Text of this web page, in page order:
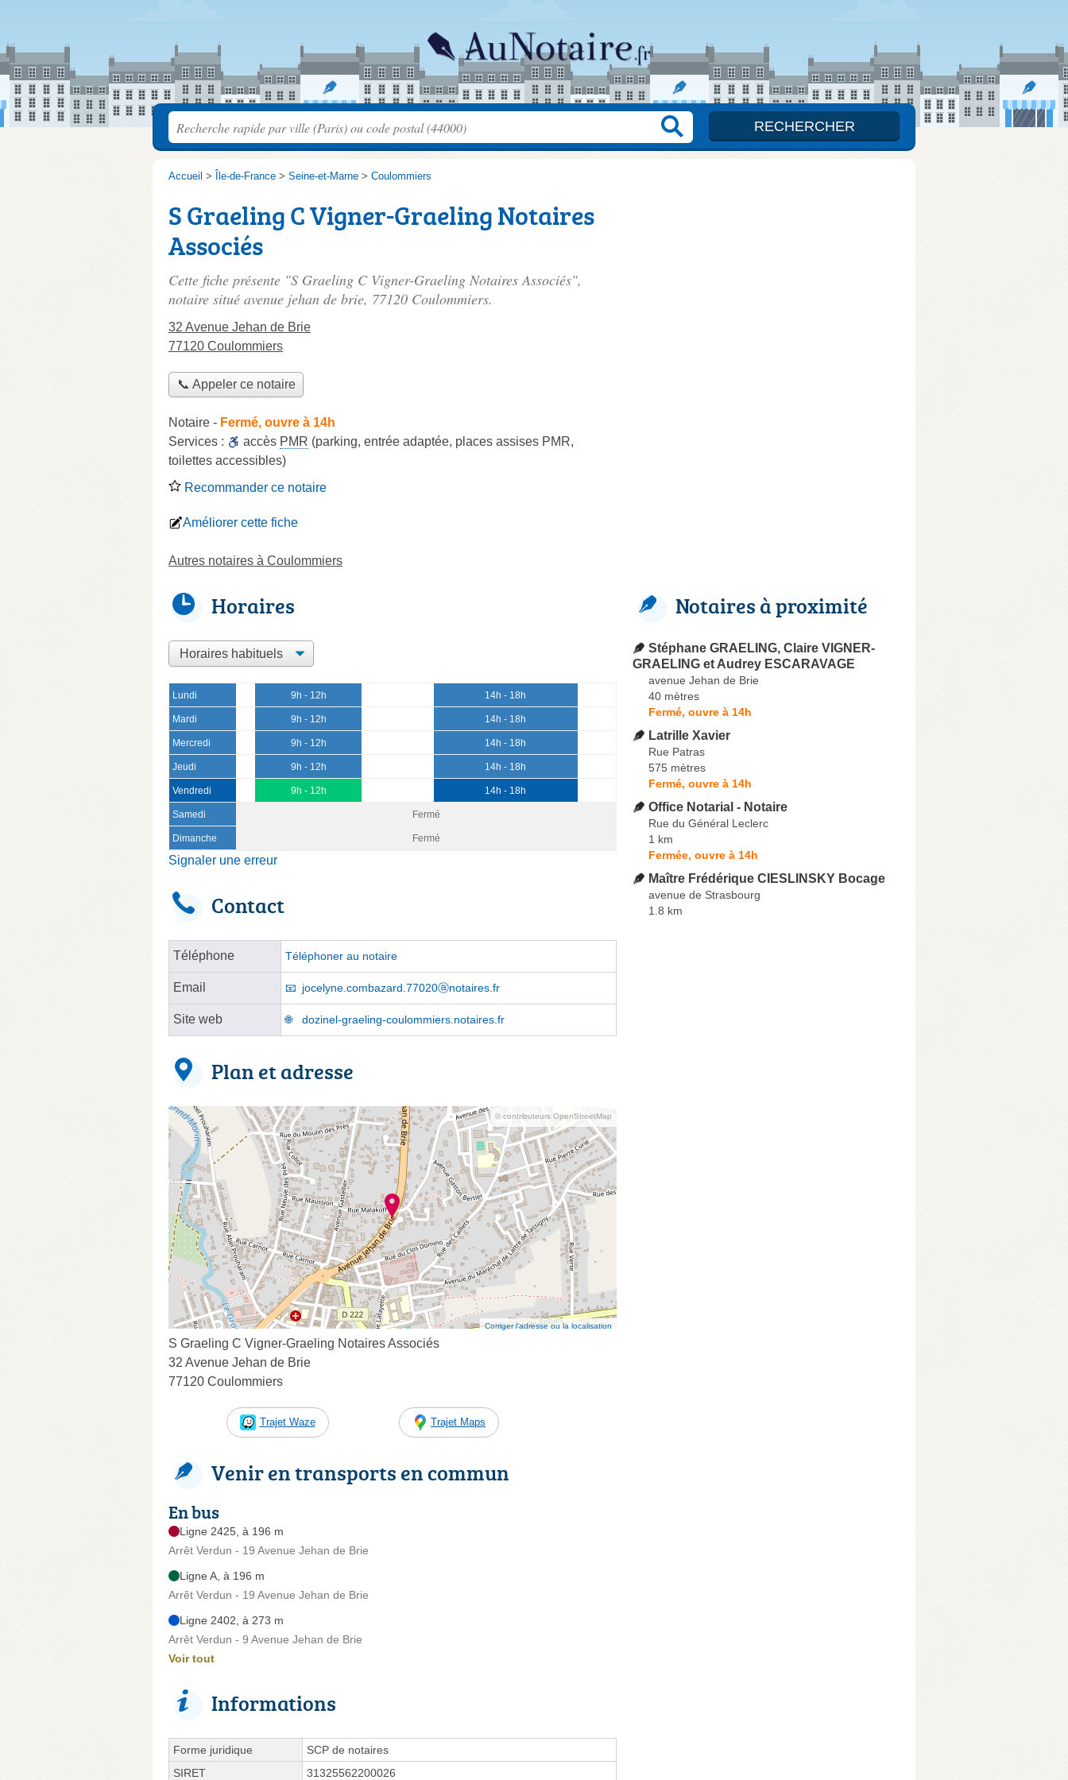
Accueil > Île-de-France > Seine-et-Marne > Coulommiers
S Graeling C Vigner-Graeling Notaires
Associés
Cette fiche présente "S Graeling C Vigner-Graeling Notaires Associés",
notaire situé avenue jehan de brie, 77120 Coulommiers.
32 Avenue Jehan de Brie
77120 Coulommiers
📞 Appeler ce notaire
Notaire - Fermé, ouvre à 14h
Services :
accès PMR (parking, entrée adaptée, places assises PMR,
toilettes accessibles)
Recommander ce notaire
Améliorer cette fiche
Autres notaires à Coulommiers
Horaires
Lundi 9h - 12h 14h - 18h
Mardi 9h - 12h 14h - 18h
Mercredi 9h - 12h 14h - 18h
Jeudi 9h - 12h 14h - 18h
Vendredi 9h - 12h 14h - 18h
Samedi Fermé
Dimanche Fermé
Signaler une erreur
Contact
Téléphone Téléphoner au notaire
Email jocelyne.combazard.77020ⓐnotaires.fr
Site web dozinel-graeling-coulommiers.notaires.fr
Plan et adresse
© contributeurs OpenStreetMap
Corriger l’adresse ou la localisation
S Graeling C Vigner-Graeling Notaires Associés
32 Avenue Jehan de Brie
77120 Coulommiers
Trajet Waze Trajet Maps
Venir en transports en commun
En bus
Ligne 2425, à 196 m
Arrêt Verdun - 19 Avenue Jehan de Brie
Ligne A, à 196 m
Arrêt Verdun - 19 Avenue Jehan de Brie
Ligne 2402, à 273 m
Arrêt Verdun - 9 Avenue Jehan de Brie
Voir tout
Informations
Forme juridique
SCP de notaires
SIRET
31325562200026
Notaires à proximité
Stéphane GRAELING, Claire VIGNER-
GRAELING et Audrey ESCARAVAGE
avenue Jehan de Brie
40 mètres
Fermé, ouvre à 14h
Latrille Xavier
Rue Patras
575 mètres
Fermé, ouvre à 14h
Office Notarial - Notaire
Rue du Général Leclerc
1 km
Fermée, ouvre à 14h
Maître Frédérique CIESLINSKY Bocage
avenue de Strasbourg
1.8 km